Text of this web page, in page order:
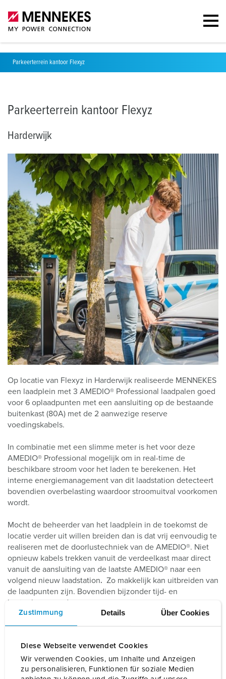
Zustimmung Details Über Cookies
Diese Webseite verwendet Cookies
Wir verwenden Cookies, um Inhalte und Anzeigen
zu personalisieren, Funktionen für soziale Medien
Parkeerterrein kantoor Flexyz
Parkeerterrein kantoor Flexyz
Harderwijk
Op locatie van Flexyz in Harderwijk realiseerde MENNEKES
een laadplein met 3 AMEDIO® Professional laadpalen goed
voor 6 oplaadpunten met een aansluiting op de bestaande
buitenkast (80A) met de 2 aanwezige reserve
voedingskabels.
In combinatie met een slimme meter is het voor deze
AMEDIO® Professional mogelijk om in real-time de
beschikbare stroom voor het laden te berekenen. Het
interne energiemanagement van dit laadstation detecteert
bovendien overbelasting waardoor stroomuitval voorkomen
wordt.
Mocht de beheerder van het laadplein in de toekomst de
locatie verder uit willen breiden dan is dat vrij eenvoudig te
realiseren met de doorlustechniek van de AMEDIO®. Niet
opnieuw kabels trekken vanuit de verdeelkast maar direct
vanuit de aansluiting van de laatste AMEDIO® naar een
volgend nieuw laadstation. Zo makkelijk kan uitbreiden van
de laadpunten zijn. Bovendien bijzonder tijd- en
kostenbesparend.